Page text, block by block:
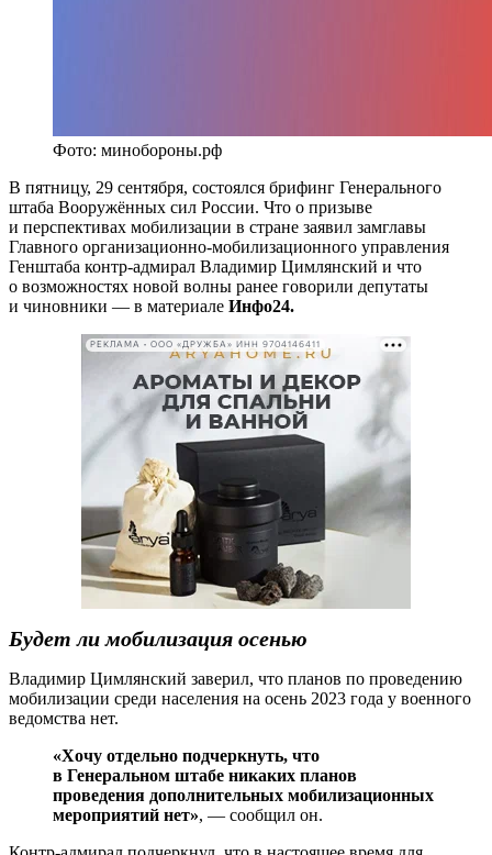
Фото: минобороны.рф
В пятницу, 29 сентября, состоялся брифинг Генерального
штаба Вооружённых сил России. Что о призыве
и перспективах мобилизации в стране заявил замглавы
Главного организационно-мобилизационного управления
Генштаба контр-адмирал Владимир Цимлянский и что
о возможностях новой волны ранее говорили депутаты
и чиновники — в материале Инфо24.
РЕКЛАМА • ООО «ДРУЖБА» ИНН 9704146411
Будет ли мобилизация осенью
Владимир Цимлянский заверил, что планов по проведению
мобилизации среди населения на осень 2023 года у военного
ведомства нет.
«Хочу отдельно подчеркнуть, что
в Генеральном штабе никаких планов
проведения дополнительных мобилизационных
мероприятий нет», — сообщил он.